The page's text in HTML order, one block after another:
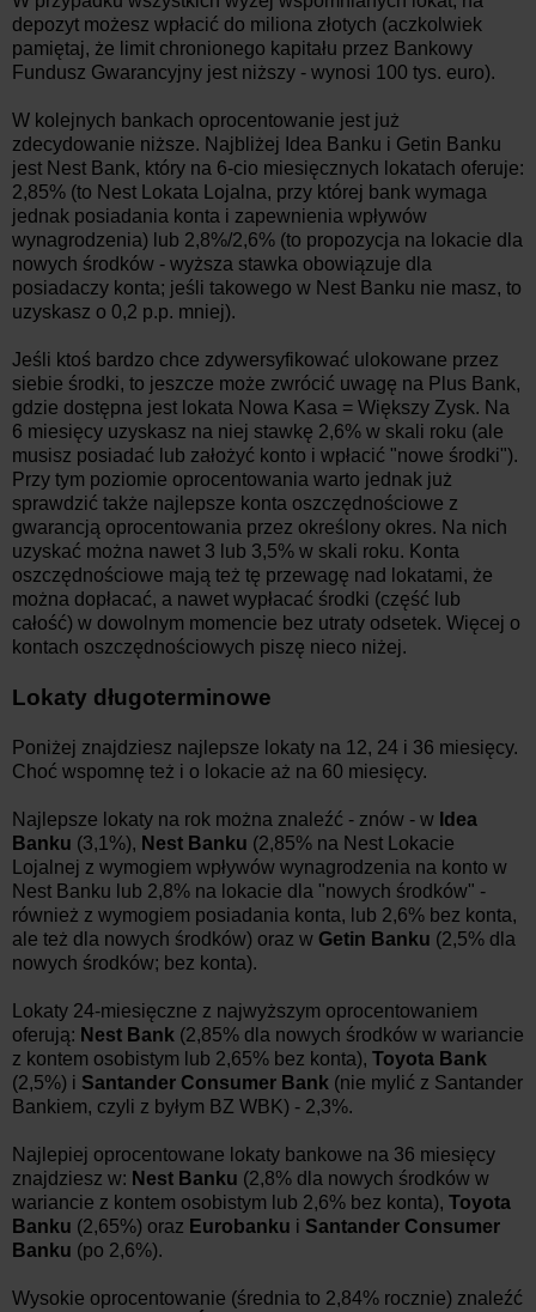
depozyt możesz wpłacić do miliona złotych (aczkolwiek
pamiętaj, że limit chronionego kapitału przez Bankowy
Fundusz Gwarancyjny jest niższy - wynosi 100 tys. euro).
W kolejnych bankach oprocentowanie jest już
zdecydowanie niższe. Najbliżej Idea Banku i Getin Banku
jest Nest Bank, który na 6-cio miesięcznych lokatach oferuje:
2,85% (to Nest Lokata Lojalna, przy której bank wymaga
jednak posiadania konta i zapewnienia wpływów
wynagrodzenia) lub 2,8%/2,6% (to propozycja na lokacie dla
nowych środków - wyższa stawka obowiązuje dla
posiadaczy konta; jeśli takowego w Nest Banku nie masz, to
uzyskasz o 0,2 p.p. mniej).
Jeśli ktoś bardzo chce zdywersyfikować ulokowane przez
siebie środki, to jeszcze może zwrócić uwagę na Plus Bank,
gdzie dostępna jest lokata Nowa Kasa = Większy Zysk. Na
6 miesięcy uzyskasz na niej stawkę 2,6% w skali roku (ale
musisz posiadać lub założyć konto i wpłacić "nowe środki").
Przy tym poziomie oprocentowania warto jednak już
sprawdzić także najlepsze konta oszczędnościowe z
gwarancją oprocentowania przez określony okres. Na nich
uzyskać można nawet 3 lub 3,5% w skali roku. Konta
oszczędnościowe mają też tę przewagę nad lokatami, że
można dopłacać, a nawet wypłacać środki (część lub
całość) w dowolnym momencie bez utraty odsetek. Więcej o
kontach oszczędnościowych piszę nieco niżej.
Lokaty długoterminowe
Poniżej znajdziesz najlepsze lokaty na 12, 24 i 36 miesięcy.
Choć wspomnę też i o lokacie aż na 60 miesięcy.
Najlepsze lokaty na rok można znaleźć - znów - w Idea
Banku (3,1%), Nest Banku (2,85% na Nest Lokacie
Lojalnej z wymogiem wpływów wynagrodzenia na konto w
Nest Banku lub 2,8% na lokacie dla "nowych środków" -
również z wymogiem posiadania konta, lub 2,6% bez konta,
ale też dla nowych środków) oraz w Getin Banku (2,5% dla
nowych środków; bez konta).
Lokaty 24-miesięczne z najwyższym oprocentowaniem
oferują: Nest Bank (2,85% dla nowych środków w wariancie
z kontem osobistym lub 2,65% bez konta), Toyota Bank
(2,5%) i Santander Consumer Bank (nie mylić z Santander
Bankiem, czyli z byłym BZ WBK) - 2,3%.
Najlepiej oprocentowane lokaty bankowe na 36 miesięcy
znajdziesz w: Nest Banku (2,8% dla nowych środków w
wariancie z kontem osobistym lub 2,6% bez konta), Toyota
Banku (2,65%) oraz Eurobanku i Santander Consumer
Banku (po 2,6%).
Wysokie oprocentowanie (średnia to 2,84% rocznie) znaleźć